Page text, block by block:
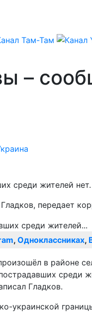
–
среди жителей нет.
передает
, Одноклассниках,
в районе
среди
Гладков.
украинской